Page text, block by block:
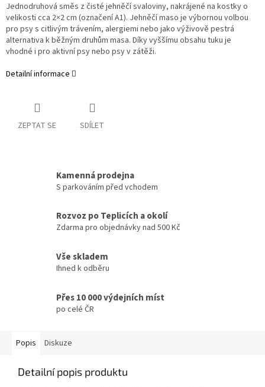
Jednodruhová směs z čisté jehněčí svaloviny, nakrájené na kostky o
velikosti cca 2×2 cm (označení A1). Jehněčí maso je výbornou volbou
pro psy s citlivým trávením, alergiemi nebo jako výživově pestrá
alternativa k běžným druhům masa. Díky vyššímu obsahu tuku je
vhodné i pro aktivní psy nebo psy v zátěži.
Detailní informace
ZEPTAT SE SDÍLET
Kamenná prodejna
S parkováním před vchodem
Rozvoz po Teplicích a okolí
Zdarma pro objednávky nad 500 Kč
Vše skladem
Ihned k odběru
Přes 10 000 výdejních míst
po celé ČR
Popis Diskuze
Detailní popis produktu